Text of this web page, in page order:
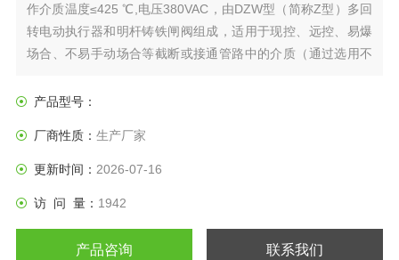
作介质温度≤425 ℃,电压380VAC，由DZW型（简称Z型）多回
转电动执行器和明杆铸铁闸阀组成，适用于现控、远控、易爆
场合、不易手动场合等截断或接通管路中的介质（通过选用不
介质及尿素等多种介质）。
产品型号：
厂商性质： 生产厂家
更新时间： 2026-07-16
访 问 量： 1942
产品咨询 联系我们